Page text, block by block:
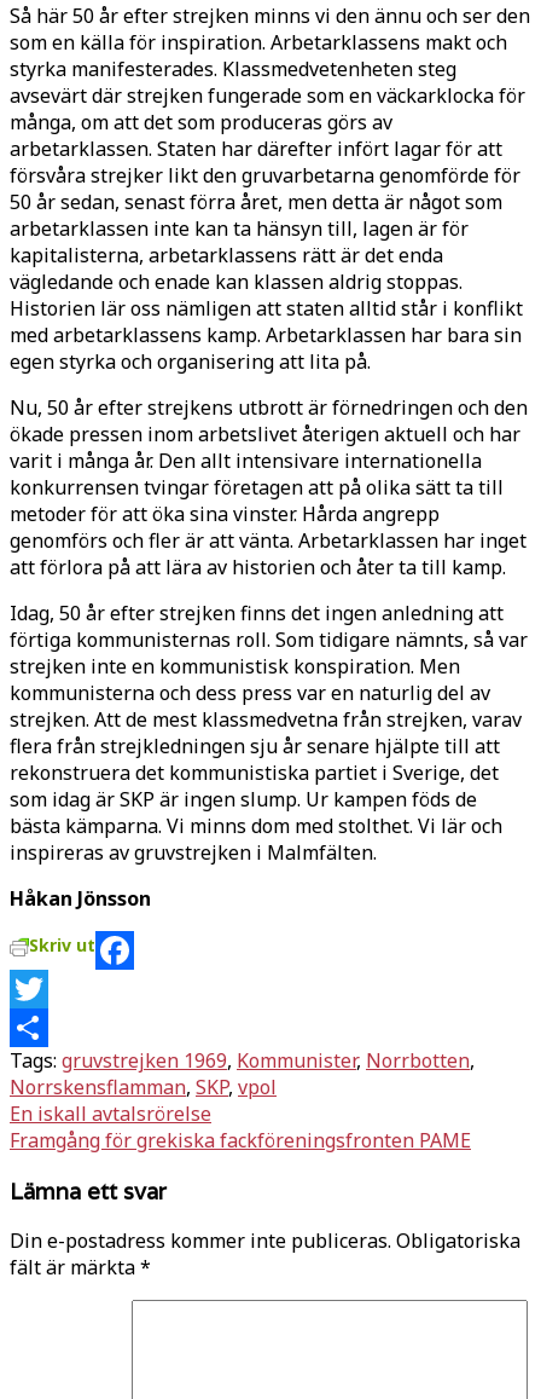
Så här 50 år efter strejken minns vi den ännu och ser den
som en källa för inspiration. Arbetarklassens makt och
styrka manifesterades. Klassmedvetenheten steg
avsevärt där strejken fungerade som en väckarklocka för
många, om att det som produceras görs av
arbetarklassen. Staten har därefter infört lagar för att
försvåra strejker likt den gruvarbetarna genomförde för
50 år sedan, senast förra året, men detta är något som
arbetarklassen inte kan ta hänsyn till, lagen är för
kapitalisterna, arbetarklassens rätt är det enda
vägledande och enade kan klassen aldrig stoppas.
Historien lär oss nämligen att staten alltid står i konflikt
med arbetarklassens kamp. Arbetarklassen har bara sin
egen styrka och organisering att lita på.
Nu, 50 år efter strejkens utbrott är förnedringen och den
ökade pressen inom arbetslivet återigen aktuell och har
varit i många år. Den allt intensivare internationella
konkurrensen tvingar företagen att på olika sätt ta till
metoder för att öka sina vinster. Hårda angrepp
genomförs och fler är att vänta. Arbetarklassen har inget
att förlora på att lära av historien och åter ta till kamp.
Idag, 50 år efter strejken finns det ingen anledning att
förtiga kommunisternas roll. Som tidigare nämnts, så var
strejken inte en kommunistisk konspiration. Men
kommunisterna och dess press var en naturlig del av
strejken. Att de mest klassmedvetna från strejken, varav
flera från strejkledningen sju år senare hjälpte till att
rekonstruera det kommunistiska partiet i Sverige, det
som idag är SKP är ingen slump. Ur kampen föds de
bästa kämparna. Vi minns dom med stolthet. Vi lär och
inspireras av gruvstrejken i Malmfälten.
Håkan Jönsson
Skriv ut
Facebook
Twitter
Dela
Tags: gruvstrejken 1969, Kommunister, Norrbotten,
Norrskensflamman, SKP, vpol
Inläggsnavigering
En iskall avtalsrörelse
Framgång för grekiska fackföreningsfronten PAME
Lämna ett svar
Din e-postadress kommer inte publiceras. Obligatoriska
fält är märkta*